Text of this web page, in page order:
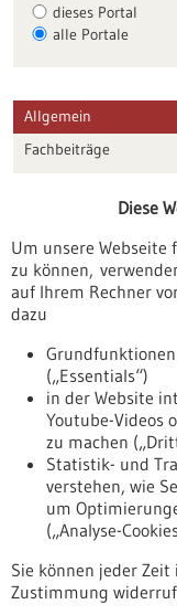
dieses Portal
alle Portale
Allgemein
Fachbeiträge
Veranstaltungen
Nach oben
Informiert
Diese
Um unsere
zu können,
auf Ihrem Rechner
dazu
(„Essentials“)
in der Website
Youtube-Videos
zu machen
Statistik- und
verstehen, wie
um
(„Analyse-
Sie können jeder Zeit
Zustimmung